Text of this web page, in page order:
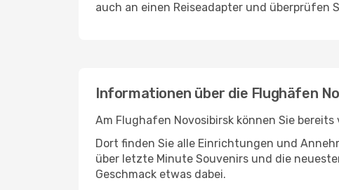
auch an einen Reiseadapter und überprüfen
Informationen über die Flughäfen
Am Flughafen Novosibirsk können Sie
Dort finden Sie alle Einrichtungen und
über letzte Minute Souvenirs und die
Geschmack etwas dabei.